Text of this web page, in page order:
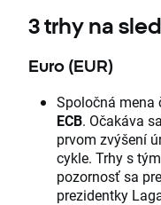
3 trhy na
Euro (EUR)
Spoločná mena
ECB. Očakáva
prvom zvýšení
cykle. Trhy s
pozornosť sa
prezidentky